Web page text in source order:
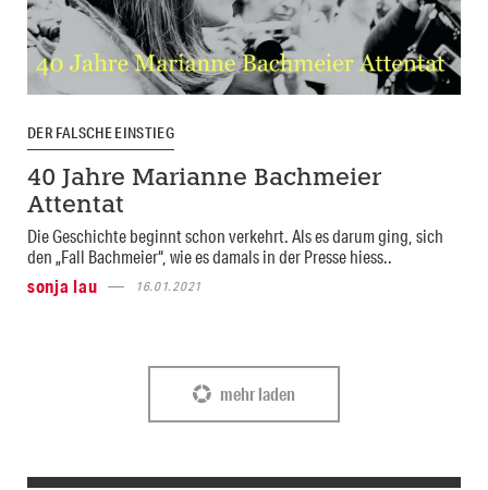
DER FALSCHE EINSTIEG
40 Jahre Marianne Bachmeier
Attentat
Die Geschichte beginnt schon verkehrt. Als es darum ging, sich
den „Fall Bachmeier“, wie es damals in der Presse hiess..
sonja lau
16.01.2021
mehr laden